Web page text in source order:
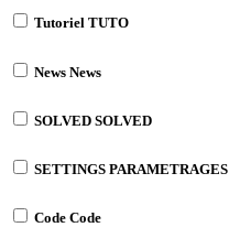
Tutoriel TUTO
News News
SOLVED SOLVED
SETTINGS PARAMETRAGES
Code Code